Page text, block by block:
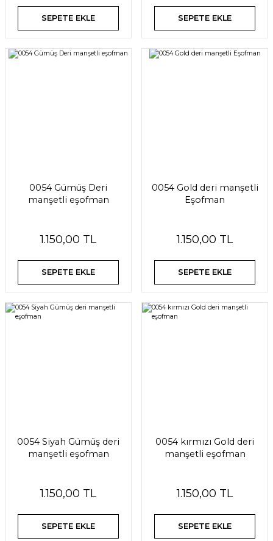
SEPETE EKLE SEPETE EKLE
0054 Gümüş Deri
manşetli eşofman
1.150,00 TL
SEPETE EKLE
0054 Gold deri manşetli
Eşofman
1.150,00 TL
SEPETE EKLE
0054 Siyah Gümüş deri
manşetli eşofman
1.150,00 TL
SEPETE EKLE
0054 kırmızı Gold deri
manşetli eşofman
1.150,00 TL
SEPETE EKLE